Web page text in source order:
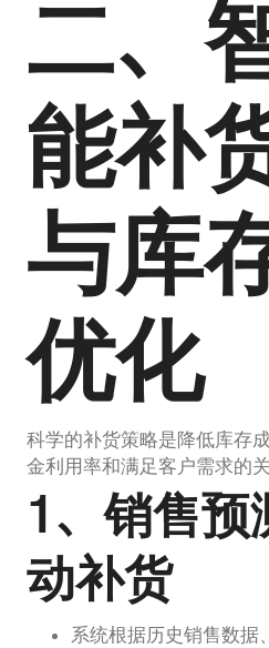
二、
能补
与库
优化
科学的补货策略是降低库存
金利用率和满足客户需求的关
1、销售预
动补货
系统根据历史销售数据